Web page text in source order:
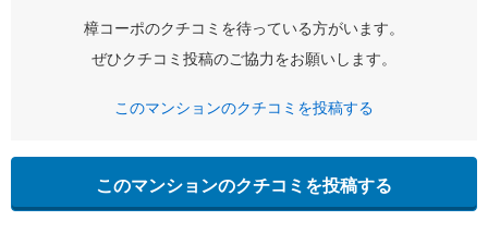
樟コーポのクチコミを待っている方がいます。
ぜひクチコミ投稿のご協力をお願いします。
このマンションのクチコミを投稿する
このマンションのクチコミを投稿する